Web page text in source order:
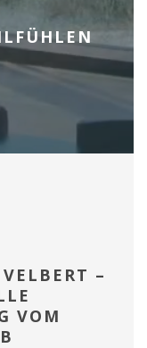
–
VOM